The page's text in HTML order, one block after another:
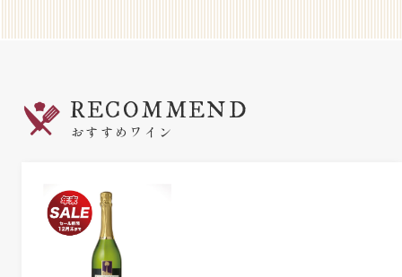
RECOMMEND
おすすめワイン